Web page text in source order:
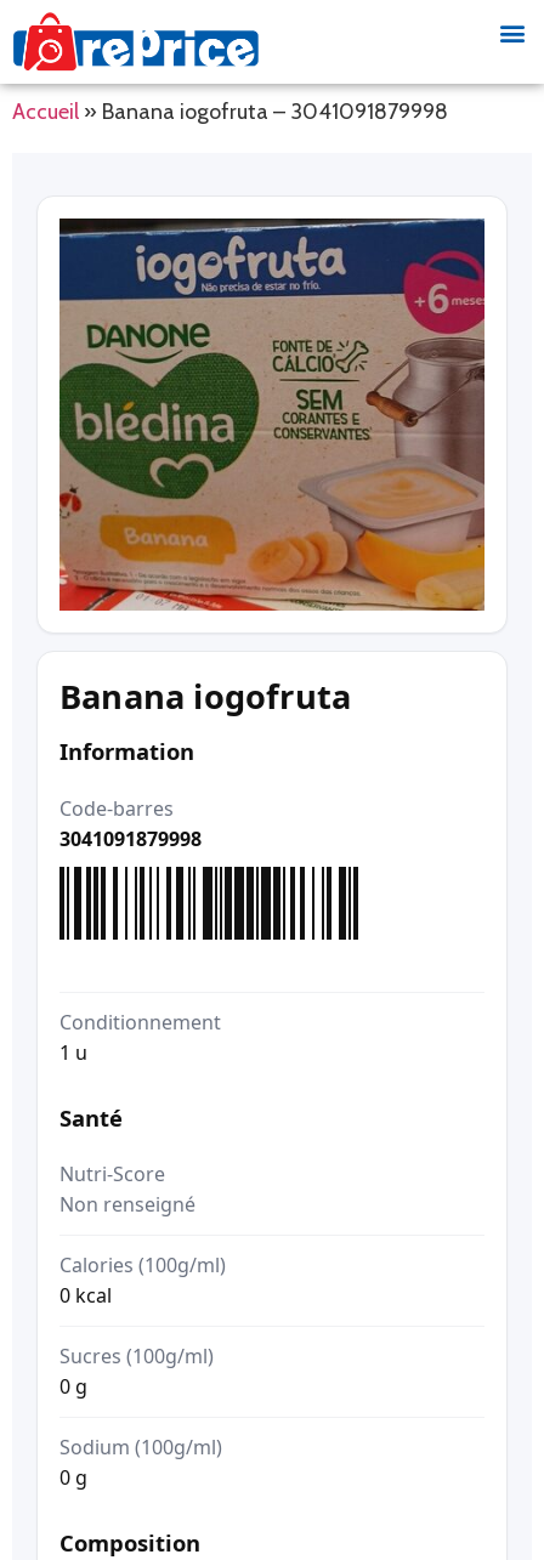
Accueil » Banana iogofruta – 3041091879998
Banana iogofruta
Information
Code-barres
3041091879998
Conditionnement
1 u
Santé
Nutri-Score
Non renseigné
Calories (100g/ml)
0 kcal
Sucres (100g/ml)
0 g
Sodium (100g/ml)
0 g
Composition